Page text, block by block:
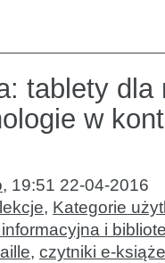
tablety
w
, 19:51 22-04-2016
, Kategorie
i
, czytniki e-